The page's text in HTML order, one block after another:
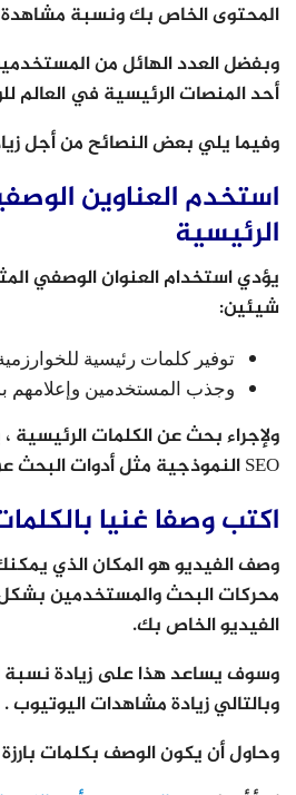
المحتوى الخاص بك ونسبة مشاهدة
أحد المنصات الرئيسية في العالم
وفيما يلي بعض النصائح من أجل
استخدم العناوين
الرئيسية
يؤدي استخدام العنوان الوصفي
شيئين:
توفير كلمات رئيسية
وجذب المستخدمين وإعلامهم
ولإجراء بحث عن الكلمات
SEO النموذجية مثل أدوات البحث عن الكلمات الرئيسية.
اكتب وصفا غنيا
وصف الفيديو هو المكان الذي
محركات البحث والمستخدمين
الفيديو الخاص بك.
وسوف يساعد هذا على زيادة نسبة
وبالتالي زيادة مشاهدات اليوتيوب .
وحاول أن يكون الوصف بكلمات